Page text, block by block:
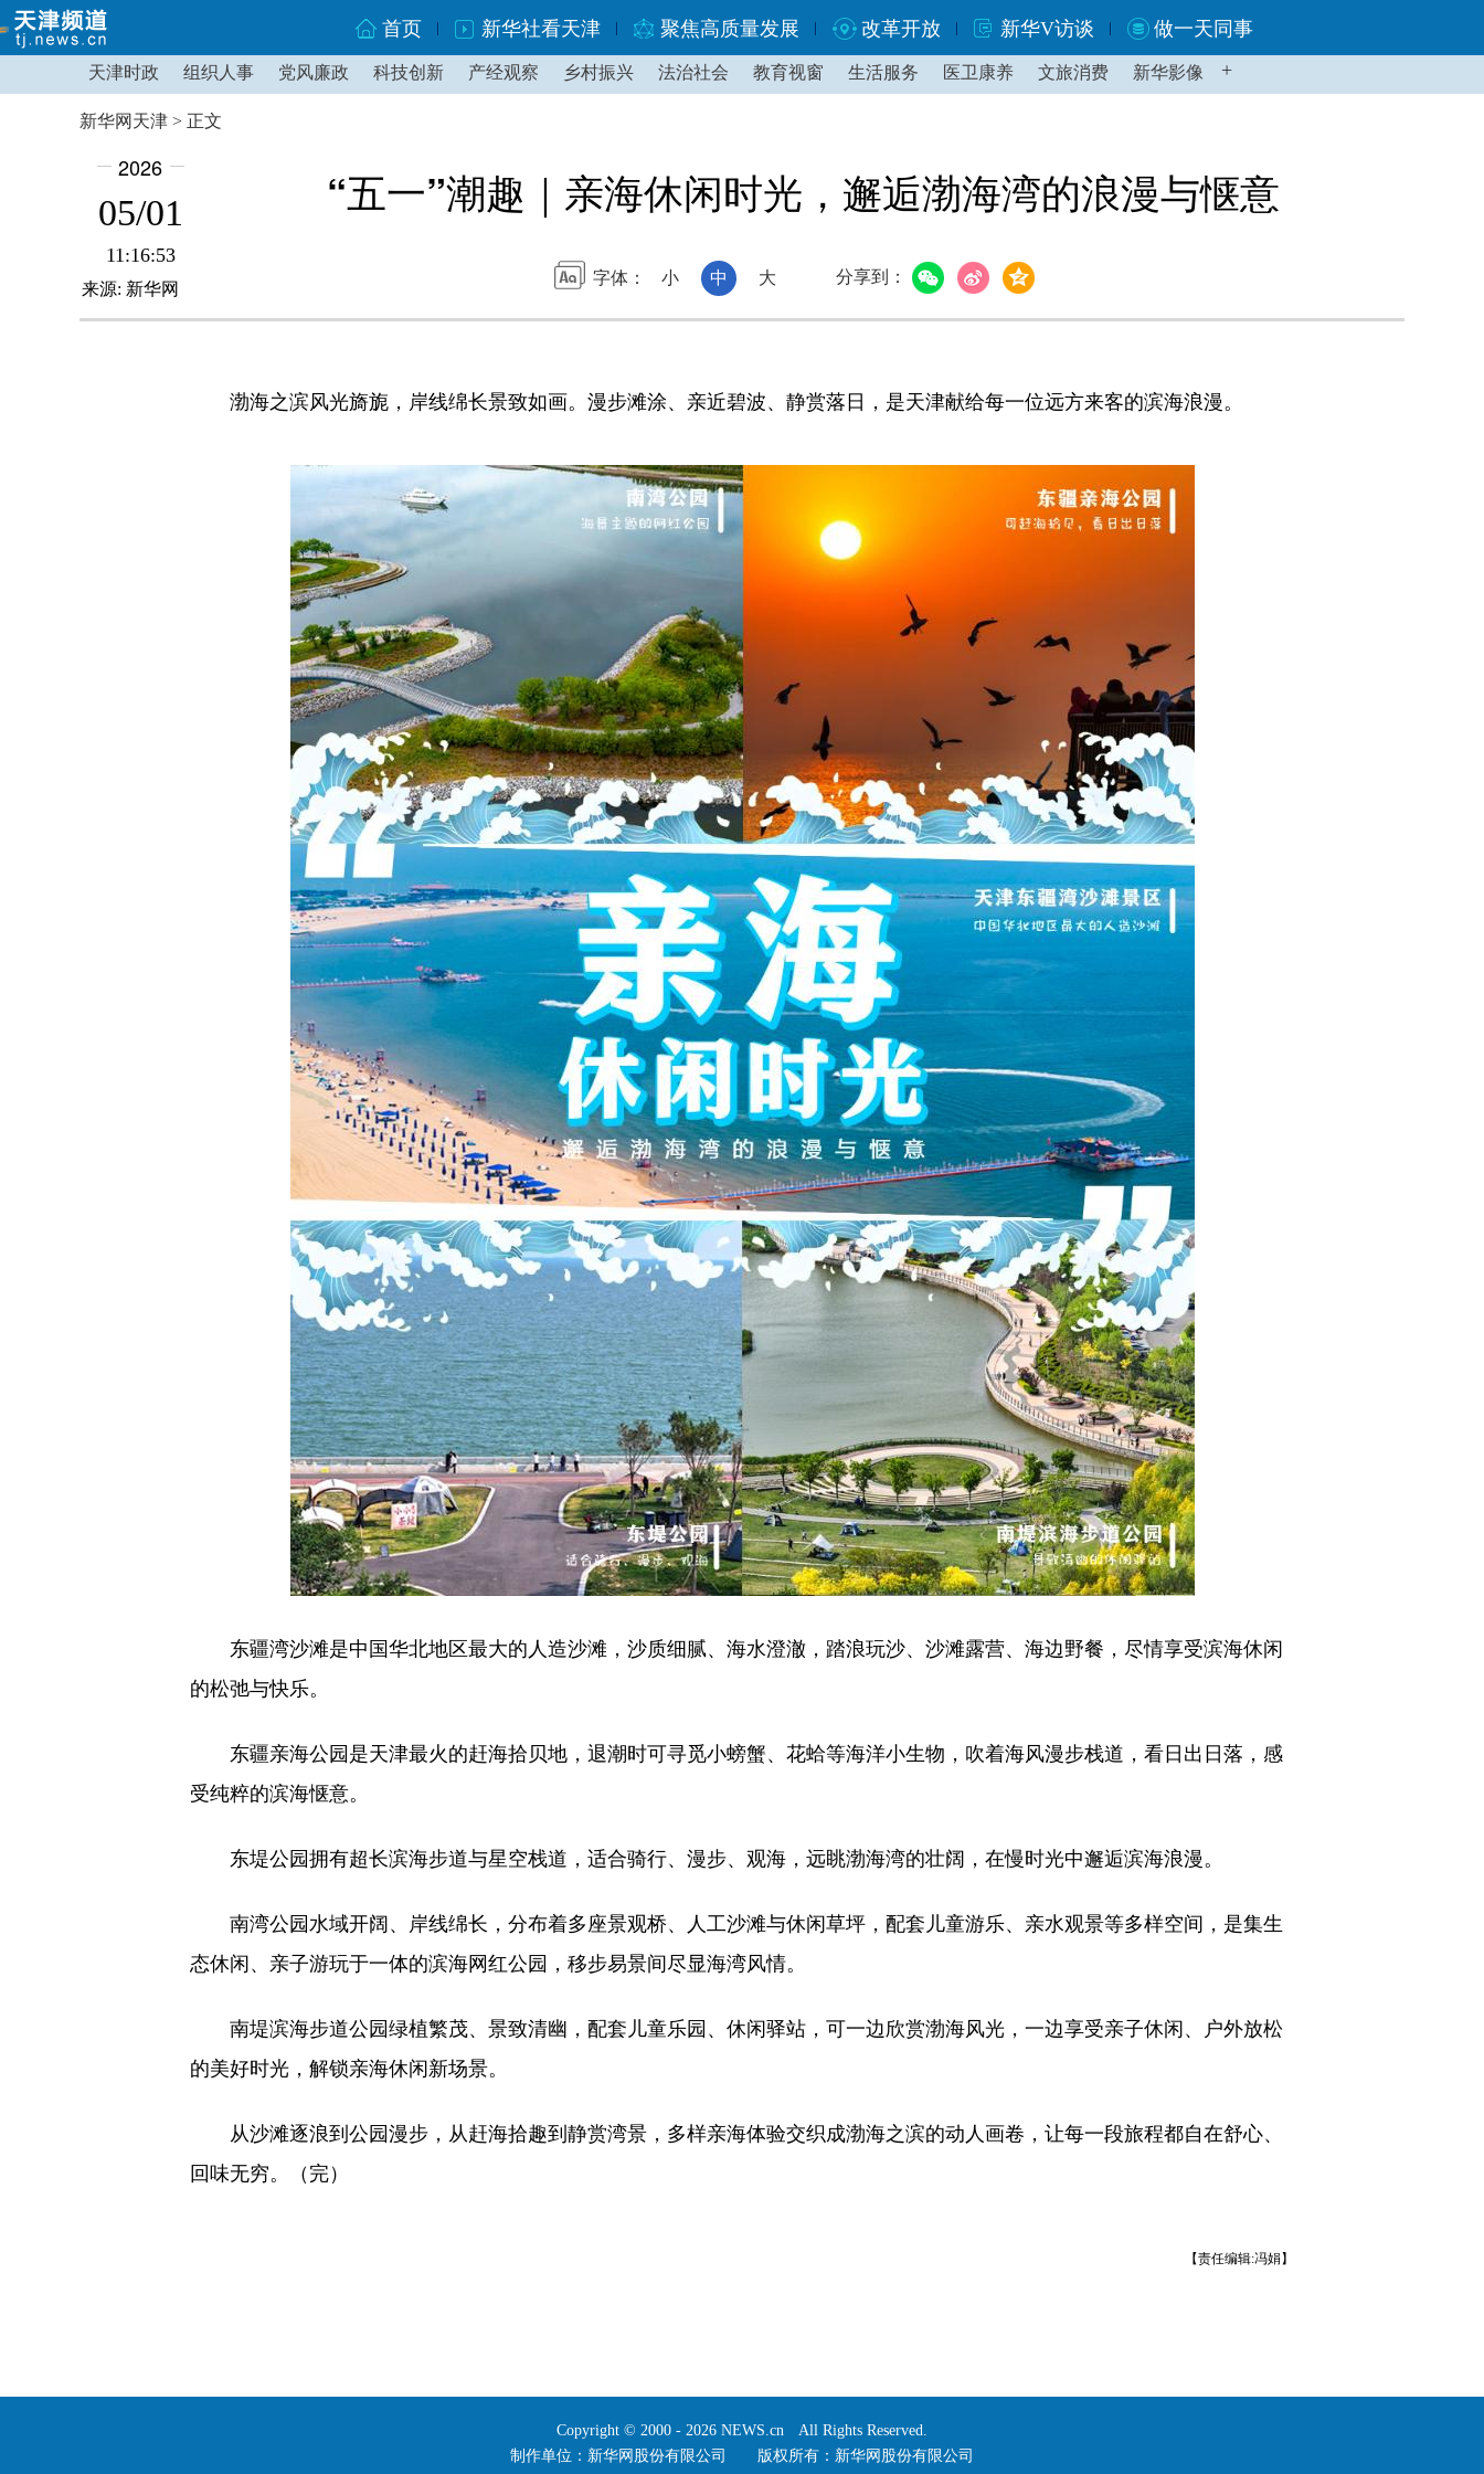
首页 新华社看天津 聚焦高质量发展 改革开放 新华V访谈 做一天同事
天津时政 组织人事 党风廉政 科技创新 产经观察 乡村振兴 法治社会 教育视窗 生活服务 医卫康养 文旅消费 新华影像 +
新华网天津 > 正文
2026
05/01
11:16:53
来源: 新华网
“五一”潮趣｜亲海休闲时光，邂逅渤海湾的浪漫与惬意
字体： 小 中 大 分享到：
渤海之滨风光旖旎，岸线绵长景致如画。漫步滩涂、亲近碧波、静赏落日，是天津献给每一位远方来客的滨海浪漫。
东疆湾沙滩是中国华北地区最大的人造沙滩，沙质细腻、海水澄澈，踏浪玩沙、沙滩露营、海边野餐，尽情享受滨海休闲
的松弛与快乐。
东疆亲海公园是天津最火的赶海拾贝地，退潮时可寻觅小螃蟹、花蛤等海洋小生物，吹着海风漫步栈道，看日出日落，感
受纯粹的滨海惬意。
东堤公园拥有超长滨海步道与星空栈道，适合骑行、漫步、观海，远眺渤海湾的壮阔，在慢时光中邂逅滨海浪漫。
南湾公园水域开阔、岸线绵长，分布着多座景观桥、人工沙滩与休闲草坪，配套儿童游乐、亲水观景等多样空间，是集生
态休闲、亲子游玩于一体的滨海网红公园，移步易景间尽显海湾风情。
南堤滨海步道公园绿植繁茂、景致清幽，配套儿童乐园、休闲驿站，可一边欣赏渤海风光，一边享受亲子休闲、户外放松
的美好时光，解锁亲海休闲新场景。
从沙滩逐浪到公园漫步，从赶海拾趣到静赏湾景，多样亲海体验交织成渤海之滨的动人画卷，让每一段旅程都自在舒心、
回味无穷。（完）
【责任编辑:冯娟】
Copyright © 2000 - 2026 NEWS.cn All Rights Reserved.
制作单位：新华网股份有限公司 版权所有：新华网股份有限公司